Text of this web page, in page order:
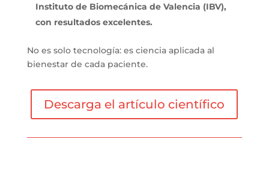
Instituto de Biomecánica de Valencia (IBV),
con resultados excelentes.
No es solo tecnología: es ciencia aplicada al
bienestar de cada paciente.
Descarga el artículo científico